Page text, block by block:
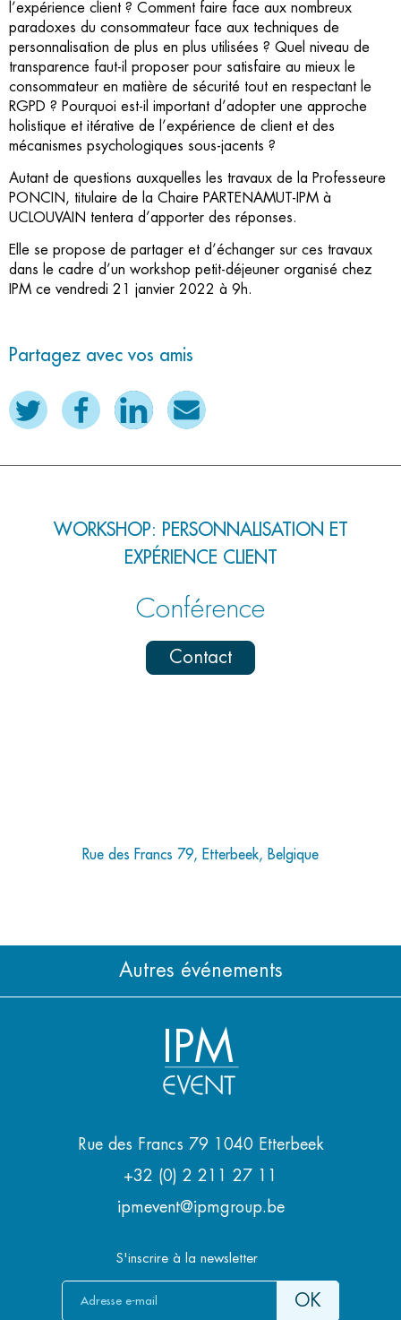
l’expérience client ? Comment faire face aux nombreux
paradoxes du consommateur face aux techniques de
personnalisation de plus en plus utilisées ? Quel niveau de
transparence faut-il proposer pour satisfaire au mieux le
consommateur en matière de sécurité tout en respectant le
RGPD ? Pourquoi est-il important d’adopter une approche
holistique et itérative de l’expérience de client et des
mécanismes psychologiques sous-jacents ?
Autant de questions auxquelles les travaux de la Professeure
PONCIN, titulaire de la Chaire PARTENAMUT-IPM à
UCLOUVAIN tentera d’apporter des réponses.
Elle se propose de partager et d’échanger sur ces travaux
dans le cadre d’un workshop petit-déjeuner organisé chez
IPM ce vendredi 21 janvier 2022 à 9h.
Partagez avec vos amis
WORKSHOP: PERSONNALISATION ET
EXPÉRIENCE CLIENT
Conférence
Contact
Rue des Francs 79, Etterbeek, Belgique
Autres événements
IPM
Rue des Francs 79 1040 Etterbeek
+32 (0) 2 211 27 11
ipmevent@ipmgroup.be
S'inscrire à la newsletter